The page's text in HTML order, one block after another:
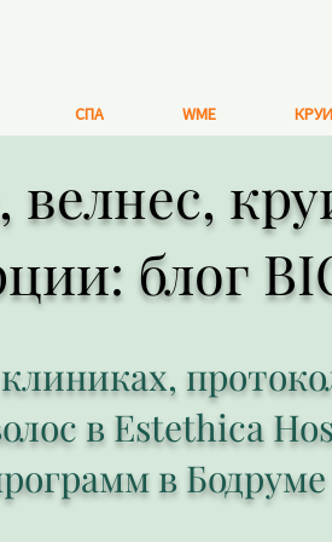
СПА WME
велнес,
блог
в Estethica
в Бодруме